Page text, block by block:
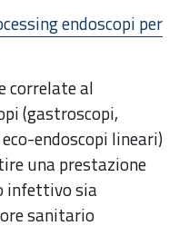
endoscopi per
correlate al
(gastroscopi,
endoscopi lineari)
una prestazione
infettivo sia
sanitario